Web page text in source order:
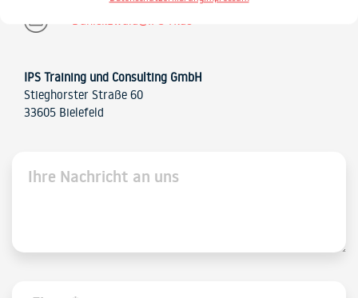
Daniel.Ewald@IPS-IT.de
IPS Training und Consulting GmbH
Stieghorster Straße 60
33605 Bielefeld